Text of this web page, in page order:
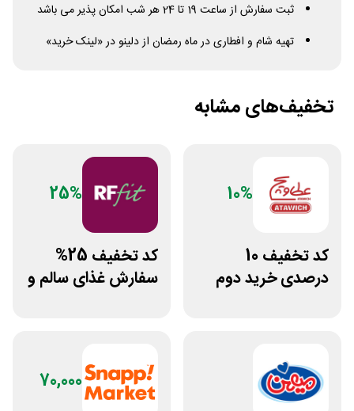
ثبت سفارش از ساعت 19 تا 24 هر شب امکان پذیر می باشد
تهیه شام و افطاری در ماه رمضان از دلینو در «لینک خرید»
تخفیف‌های مشابه
10%
کد تخفیف 10
درصدی خرید دوم
25%
کد تخفیف 25%
سفارش غذای سالم و
70,000